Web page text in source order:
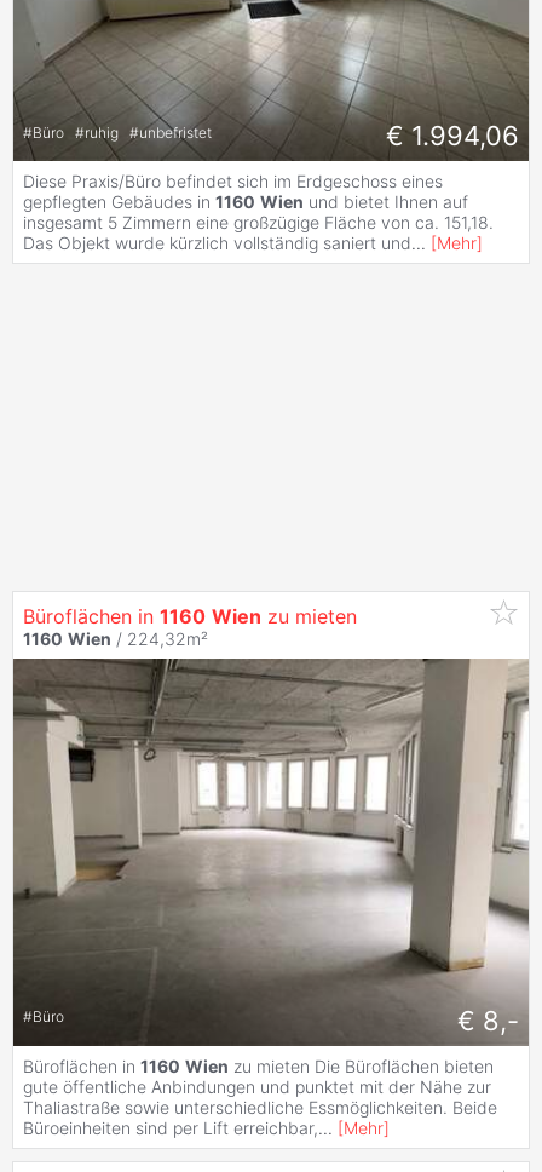
#Büro #ruhig #unbefristet € 1.994,06
Diese Praxis/Büro befindet sich im Erdgeschoss eines
gepflegten Gebäudes in 1160 Wien und bietet Ihnen auf
insgesamt 5 Zimmern eine großzügige Fläche von ca. 151,18.
Das Objekt wurde kürzlich vollständig saniert und... [Mehr]
Büroflächen in 1160 Wien zu mieten
1160 Wien / 224,32m²
#Büro € 8,-
Büroflächen in 1160 Wien zu mieten Die Büroflächen bieten
gute öffentliche Anbindungen und punktet mit der Nähe zur
Thaliastraße sowie unterschiedliche Essmöglichkeiten. Beide
Büroeinheiten sind per Lift erreichbar,... [Mehr]